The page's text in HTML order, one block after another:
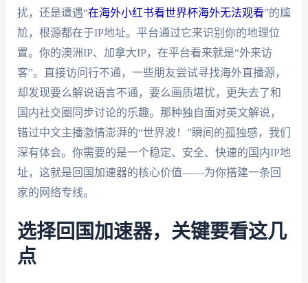
扰，还是遭遇“在海外小红书看世界杯海外无法观看”的尴
尬，根源都在于IP地址。平台通过它来识别你的地理位
置。你的澳洲IP、加拿大IP，在平台看来就是“外来访
客”。直接访问行不通，一些朋友尝试寻找海外直播源，
却发现要么解说语言不通，要么画质堪忧，更失去了和
国内社交圈同步讨论的乐趣。那种独自面对英文解说，
错过中文主播激情澎湃的“世界波！”瞬间的孤独感，我们
深有体会。你需要的是一个稳定、安全、快速的国内IP地
址，这就是回国加速器的核心价值——为你搭建一条回
家的网络专线。
选择回国加速器，关键要看这几
点